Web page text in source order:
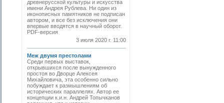
древнерусской культуры и искусства
имени Андрея Рублева. Ни один из
иконописных памятников не подписан
автором, и все без исключения они
впервые вводятся в научный оборот.
PDF-версия
3 июля 2020 г. 11:00
Меж двумя престолами
Среди первых выставок,
открывшихся после вынужденного
простоя во Дворце Алексея
Михайловича, эта особенно сильно
побуждает к размышлениям об
исторических параллелях. Автор ее
концепции к.и.н. Андрей Топычканов